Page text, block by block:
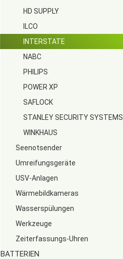
HD SUPPLY
ILCO
INTERSTATE
NABC
PHILIPS
POWER XP
SAFLOCK
STANLEY SECURITY SYSTEMS
WINKHAUS
Seenotsender
Umreifungsgeräte
USV-Anlagen
Wärmebildkameras
Wasserspülungen
Werkzeuge
Zeiterfassungs-Uhren
BATTERIEN